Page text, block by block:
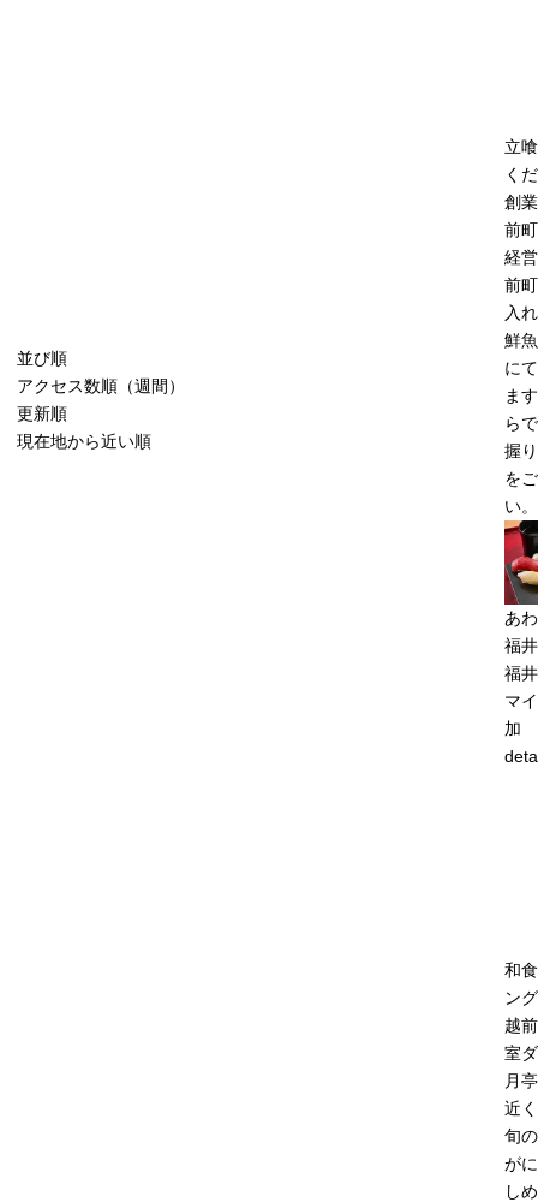
並び順
アクセス数順（週間）
更新順
現在地から近い順
立
く
創
前
経
前
入
鮮
に
ま
ら
握
を
い。
あ
福
福
マ
加
和
ン
越
室
月
近
旬
が
し